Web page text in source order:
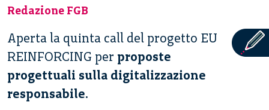
Redazione FGB
Aperta la quinta call del progetto EU
REINFORCING per proposte
progettuali sulla digitalizzazione
responsabile.